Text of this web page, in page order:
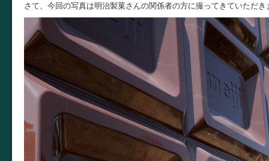
さて、今回の写真は明治製菓さんの関係者の方に撮ってきていただき